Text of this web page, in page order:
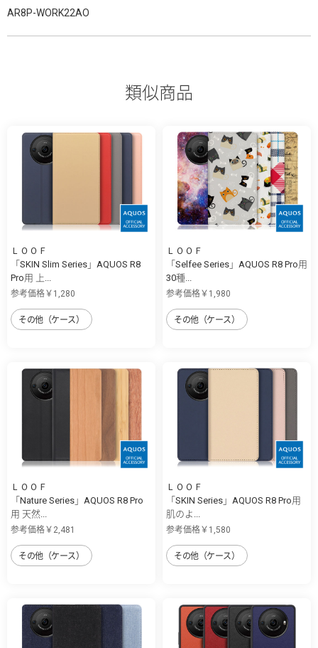
AR8P-WORK22AO
類似商品
ＬＯＯＦ
「SKIN Slim Series」AQUOS R8
Pro用 上...
参考価格￥1,280
その他（ケース）
ＬＯＯＦ
「Selfee Series」AQUOS R8 Pro用
30種...
参考価格￥1,980
その他（ケース）
ＬＯＯＦ
「Nature Series」AQUOS R8 Pro
用 天然...
参考価格￥2,481
その他（ケース）
ＬＯＯＦ
「SKIN Series」AQUOS R8 Pro用
肌のよ...
参考価格￥1,580
その他（ケース）